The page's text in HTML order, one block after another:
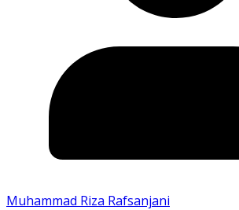
Muhammad Riza Rafsanjani